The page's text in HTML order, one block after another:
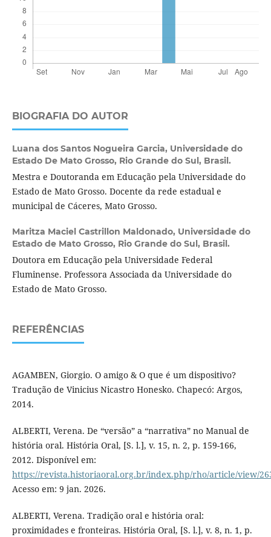
BIOGRAFIA DO AUTOR
Luana dos Santos Nogueira Garcia, Universidade do
Estado De Mato Grosso, Rio Grande do Sul, Brasil.
Mestra e Doutoranda em Educação pela Universidade do
Estado de Mato Grosso. Docente da rede estadual e
municipal de Cáceres, Mato Grosso.
Maritza Maciel Castrillon Maldonado, Universidade do
Estado de Mato Grosso, Rio Grande do Sul, Brasil.
Doutora em Educação pela Universidade Federal
Fluminense. Professora Associada da Universidade do
Estado de Mato Grosso.
REFERÊNCIAS
AGAMBEN, Giorgio. O amigo & O que é um dispositivo?
Tradução de Vinicius Nicastro Honesko. Chapecó: Argos,
2014.
ALBERTI, Verena. De “versão” a “narrativa” no Manual de
história oral. História Oral, [S. l.], v. 15, n. 2, p. 159-166,
2012. Disponível em:
https://revista.historiaoral.org.br/index.php/rho/article/view/
Acesso em: 9 jan. 2026.
ALBERTI, Verena. Tradição oral e história oral:
proximidades e fronteiras. História Oral, [S. l.], v. 8, n. 1, p.